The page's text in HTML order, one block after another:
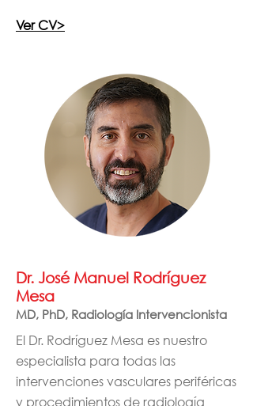
Ver CV>
Dr. José Manuel Rodríguez
Mesa
MD, PhD, Radiología Intervencionista
El Dr. Rodríguez Mesa es nuestro
especialista para todas las
intervenciones vasculares periféricas
y procedimientos de radiología